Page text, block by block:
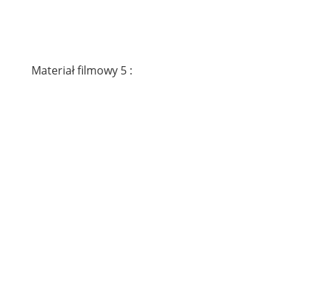
Materiał filmowy 5 :